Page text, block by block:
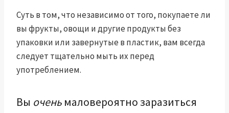
Суть в том, что независимо от того, покупаете ли
вы фрукты, овощи и другие продукты без
упаковки или завернутые в пластик, вам всегда
следует тщательно мыть их перед
употреблением.
Вы очень маловероятно заразиться